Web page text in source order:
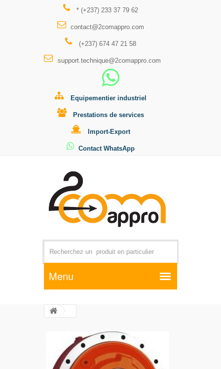
* (+237) 233 37 79 62
contact@2comappro.com
(+237) 674 47 21 58
support.technique@2comappro.com
Equipementier industriel
Prestations de services
Import-Export
Contact WhatsApp
Par exemple +distributeur +CD01